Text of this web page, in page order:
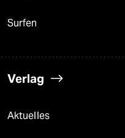
Surfen
Verlag
Aktuelles